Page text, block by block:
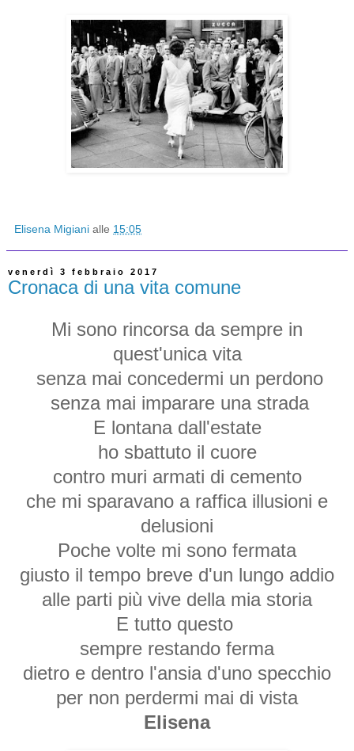
Elisena Migiani alle 15:05
venerdì 3 febbraio 2017
Cronaca di una vita comune
Mi sono rincorsa da sempre in
quest'unica vita
senza mai concedermi un perdono
senza mai imparare una strada
E lontana dall'estate
ho sbattuto il cuore
contro muri armati di cemento
che mi sparavano a raffica illusioni e
delusioni
Poche volte mi sono fermata
giusto il tempo breve d'un lungo addio
alle parti più vive della mia storia
E tutto questo
sempre restando ferma
dietro e dentro l'ansia d'uno specchio
per non perdermi mai di vista
Elisena